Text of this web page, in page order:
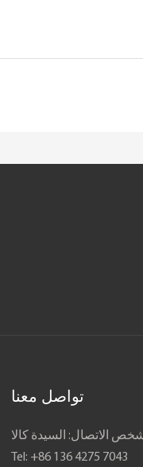
تواصل معنا
الاتصال: السيدة كالا
Tel: +86 136 4275 7043